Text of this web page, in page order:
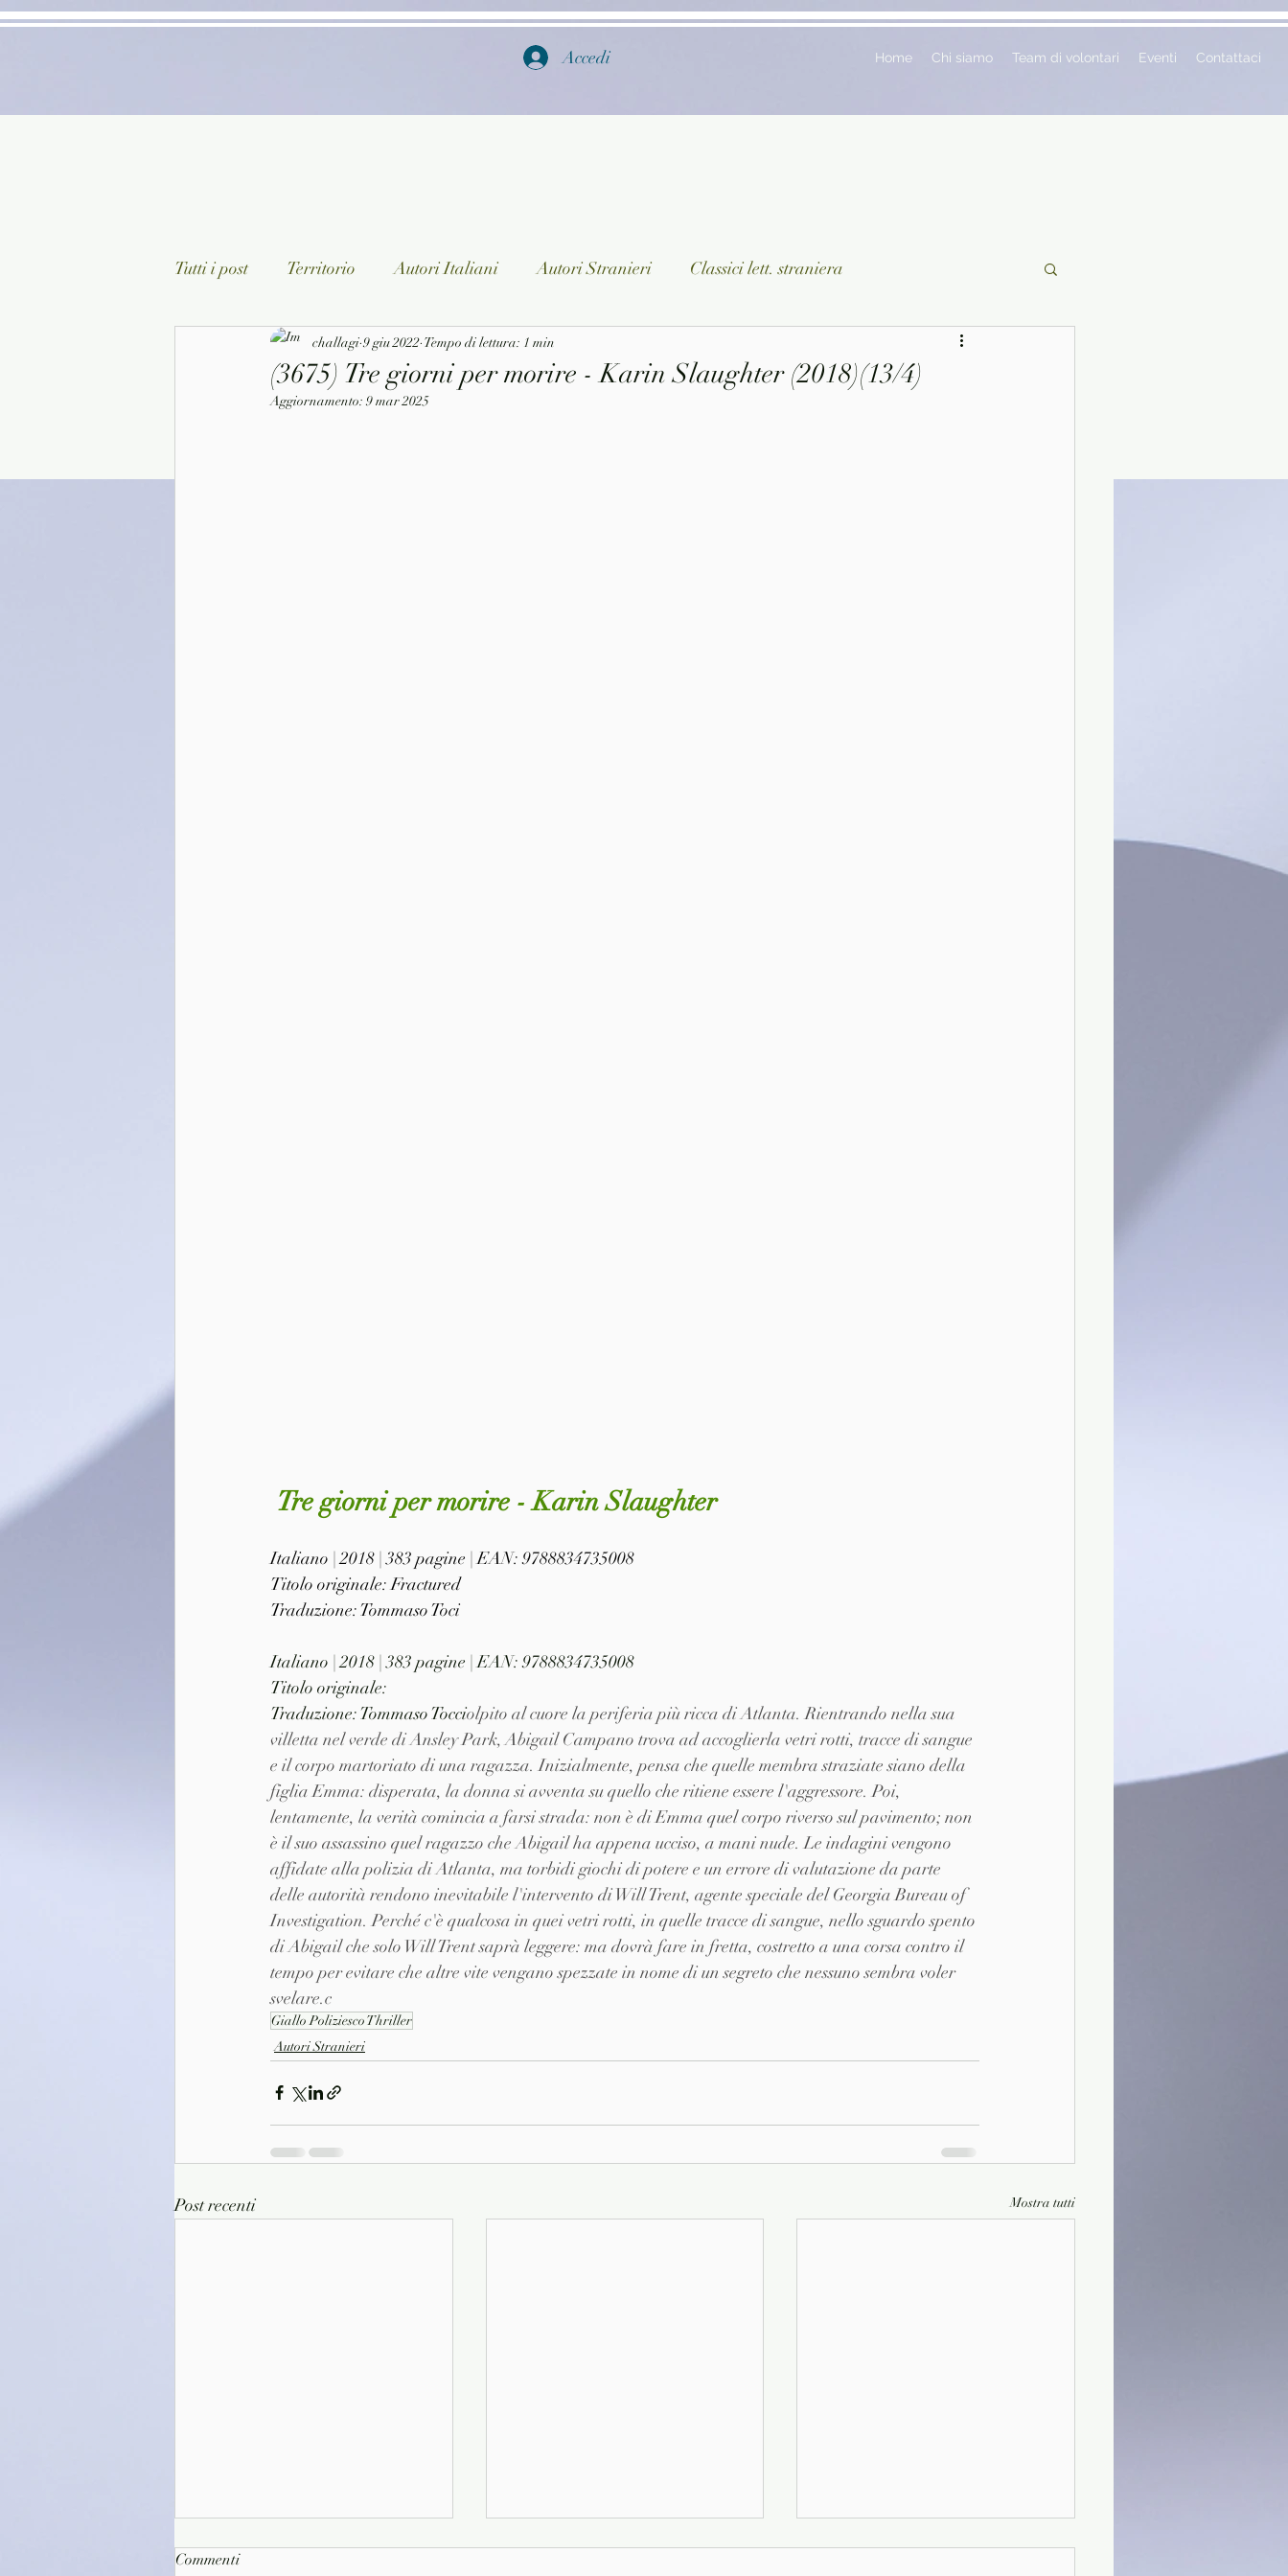
Accedi Home Chi siamo Team di volontari Eventi Contattaci
Tutti i post Territorio Autori Italiani Autori Stranieri Classici lett. straniera
Classici lett. italiana Saggistica Ragazzi
(3675) Tre giorni per morire - Karin Slaughter (2018)(13/4)
challagi 9 giu 2022 Tempo di lettura: 1 min
Aggiornamento:9 mar 2025
Tre giorni per morire - Karin Slaughter
Italiano | 2018 | 383 pagine | EAN: 9788834735008
Titolo originale: Fractured
Traduzione: Tommaso Toci
Italiano | 2018 | 383 pagine | EAN: 9788834735008
Titolo originale:
Traduzione: Tommaso Tocciolpito al cuore la periferia più ricca di Atlanta. Rientrando nella sua
villetta nel verde di Ansley Park, Abigail Campano trova ad accoglierla vetri rotti, tracce di sangue
e il corpo martoriato di una ragazza. Inizialmente, pensa che quelle membra straziate siano della
figlia Emma: disperata, la donna si avventa su quello che ritiene essere l'aggressore. Poi,
lentamente, la verità comincia a farsi strada: non è di Emma quel corpo riverso sul pavimento; non
è il suo assassino quel ragazzo che Abigail ha appena ucciso, a mani nude. Le indagini vengono
affidate alla polizia di Atlanta, ma torbidi giochi di potere e un errore di valutazione da parte
delle autorità rendono inevitabile l'intervento di Will Trent, agente speciale del Georgia Bureau of
Investigation. Perché c'è qualcosa in quei vetri rotti, in quelle tracce di sangue, nello sguardo spento
di Abigail che solo Will Trent saprà leggere: ma dovrà fare in fretta, costretto a una corsa contro il
tempo per evitare che altre vite vengano spezzate in nome di un segreto che nessuno sembra voler
svelare.c
Giallo Poliziesco Thriller
Autori Stranieri
Post recenti Mostra tutti
Commenti